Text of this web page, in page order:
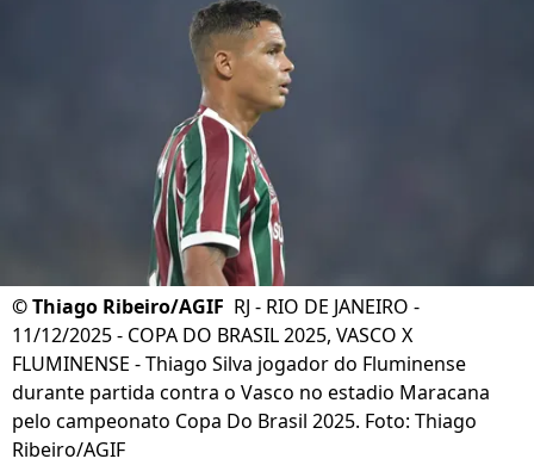
©Thiago Ribeiro/AGIF RJ - RIO DE JANEIRO -
11/12/2025 - COPA DO BRASIL 2025, VASCO X
FLUMINENSE - Thiago Silva jogador do Fluminense
durante partida contra o Vasco no estadio Maracana
pelo campeonato Copa Do Brasil 2025. Foto: Thiago
Ribeiro/AGIF